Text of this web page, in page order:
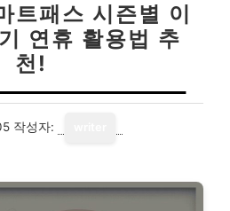
트패스 시즌별 이
연휴 활용법 추
천!
작성자: